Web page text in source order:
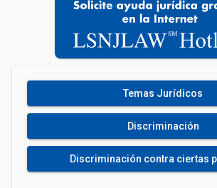
Temas Jurídicos
Discriminación
Discriminación contra ciertas